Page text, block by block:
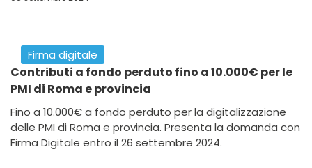
cheFIRMA di LetteraSenzaBusta rendono il processo più
semplice e sicuro.
07 ottobre 2024
Firma digitale